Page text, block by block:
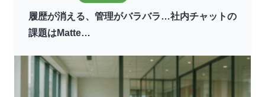
履歴が消える、管理がバラバラ…社内チャットの
課題はMatte…